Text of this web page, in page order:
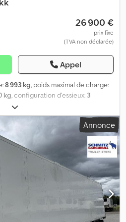
26 900 €
prix fixe
(TVA non déclarée)
Appel
8 993 kg, poids maximal de charge:
kg , configuration d'essieux: 3
l'espace de chargement:13 403 mm,
, hauteur de
mm
, volume de l'espace de
air, dimension des pneus:385/65
, couleur:blanc
, Année de
, Équipement:ABS,
total autorisé : 42 000 kg, Dimensions
(L l h) : 13 403 mm x 2 490 mm x 2
: 385/65 R22.5, Volume utile : 90 m³,
essieu : , Suspension pneumatique,
Bogie, Système de freinage
Annonce